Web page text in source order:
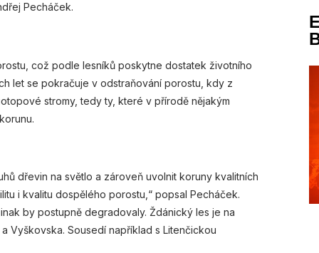
Pecháček.
což podle lesníků poskytne dostatek životního
let se pokračuje v odstraňování porostu, kdy z
stromy, tedy ty, které v přírodě nějakým
dřevin na světlo a zároveň uvolnit koruny kvalitních
i kvalitu dospělého porostu,“ popsal Pecháček.
by postupně degradovaly. Ždánický les je na
Vyškovska. Sousedí například s Litenčickou